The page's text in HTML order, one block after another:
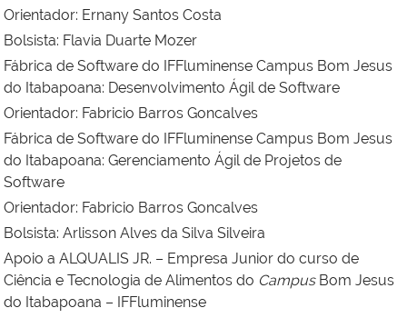
Orientador: Ernany Santos Costa
Bolsista: Flavia Duarte Mozer
Fábrica de Software do IFFluminense Campus Bom Jesus
do Itabapoana: Desenvolvimento Ágil de Software
Orientador: Fabricio Barros Goncalves
Fábrica de Software do IFFluminense Campus Bom Jesus
do Itabapoana: Gerenciamento Ágil de Projetos de
Software
Orientador: Fabricio Barros Goncalves
Bolsista: Arlisson Alves da Silva Silveira
Apoio a ALQUALIS JR. – Empresa Junior do curso de
Ciência e Tecnologia de Alimentos do CampusBom Jesus
do Itabapoana – IFFluminense